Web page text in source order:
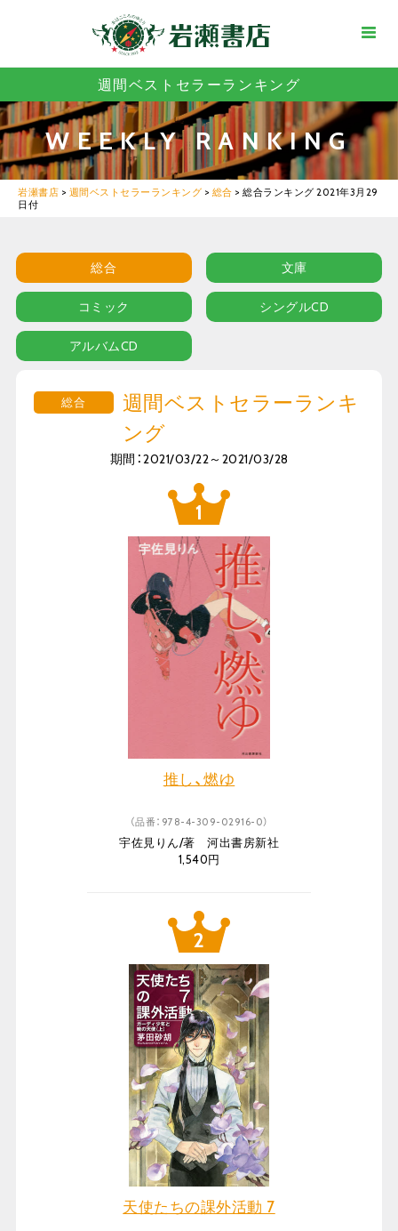
週間ベストセラーランキング
WEEKLY RANKING
岩瀬書店 > 週間ベストセラーランキング > 総合 > 総合ランキング 2021年3月29
日付
総合 文庫
コミック シングルCD
アルバムCD
総合
週間ベストセラーランキ
ング
期間：2021/03/22～2021/03/28
推し、燃ゆ
（品番：978-4-309-02916-0）
宇佐見りん/著 河出書房新社
1,540円
天使たちの課外活動 7